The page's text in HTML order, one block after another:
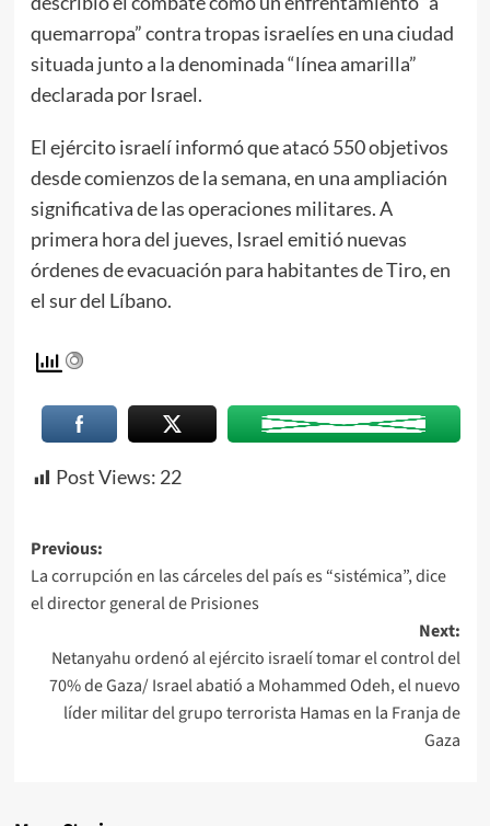
quemarropa” contra tropas israelíes en una ciudad
situada junto a la denominada “línea amarilla”
declarada por Israel.
El ejército israelí informó que atacó 550 objetivos
desde comienzos de la semana, en una ampliación
significativa de las operaciones militares. A
primera hora del jueves, Israel emitió nuevas
órdenes de evacuación para habitantes de Tiro, en
el sur del Líbano.
Post Views: 22
Previous:
La corrupción en las cárceles del país es “sistémica”, dice
el director general de Prisiones
Next:
Netanyahu ordenó al ejército israelí tomar el control del
70% de Gaza/ Israel abatió a Mohammed Odeh, el nuevo
líder militar del grupo terrorista Hamas en la Franja de
Gaza